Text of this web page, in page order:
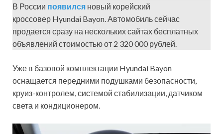
В России появился новый корейский
кроссовер Hyundai Bayon. Автомобиль сейчас
продается сразу на нескольких сайтах бесплатных
объявлений стоимостью от 2 320 000 рублей.
Уже в базовой комплектации Hyundai Bayon
оснащается передними подушками безопасности,
круиз-контролем, системой стабилизации, датчиком
света и кондиционером.